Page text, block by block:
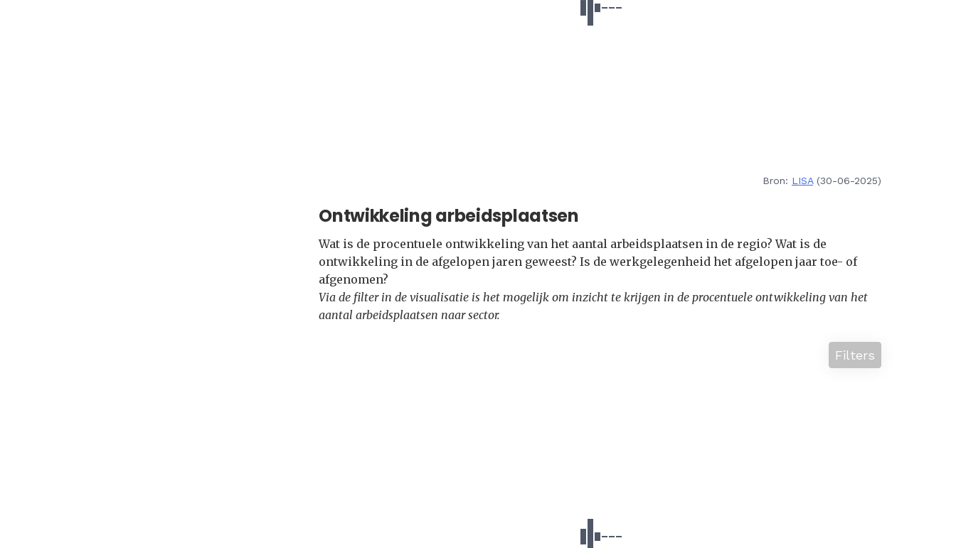
Bron: LISA(30-06-2025)
Ontwikkeling arbeidsplaatsen
Wat is de procentuele ontwikkeling van het aantal arbeidsplaatsen in de regio? Wat is de
ontwikkeling in de afgelopen jaren geweest? Is de werkgelegenheid het afgelopen jaar toe- of
afgenomen?
Via de filter in de visualisatie is het mogelijk om inzicht te krijgen in de procentuele ontwikkeling van het
aantal arbeidsplaatsen naar sector.
Filters